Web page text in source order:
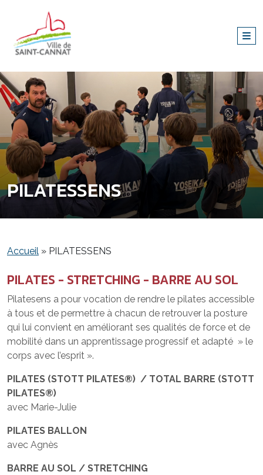
PILATESSENS
Accueil » PILATESSENS
PILATES - STRETCHING - BARRE AU SOL
Pilatesens a pour vocation de rendre le pilates accessible
à tous et de permettre à chacun de retrouver la posture
qui lui convient en améliorant ses qualités de force et de
mobilité dans un apprentissage progressif et adapté » le
corps avec l’esprit ».
PILATES (STOTT PILATES®) / TOTAL BARRE (STOTT
PILATES®)
avec Marie-Julie
PILATES BALLON
avec Agnès
BARRE AU SOL / STRETCHING